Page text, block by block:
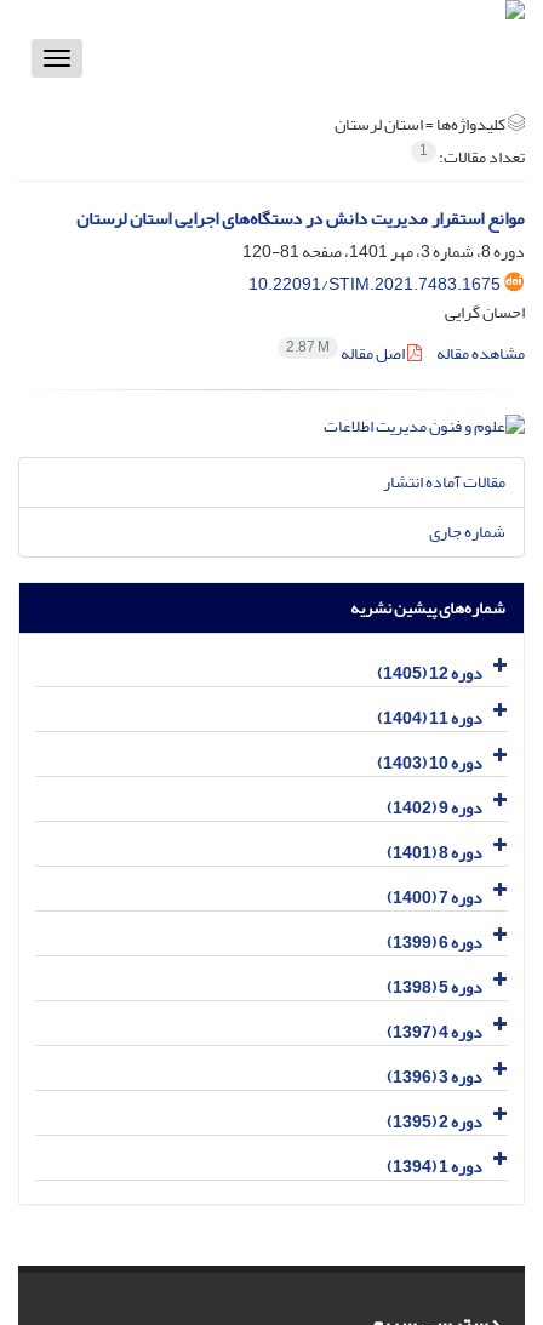
Toggle
کلیدواژه‌ها =استان لرستان
تعداد مقالات: 1
موانع استقرار مدیریت دانش در دستگاه‌های اجرایی استان لرستان
دوره 8، شماره 3، مهر 1401، صفحه
81-120
10.22091/STIM.2021.7483.1675
احسان گرایی
مشاهده مقاله
اصل مقاله 2.87 M
مقالات آماده انتشار
شماره جاری
شماره‌های پیشین نشریه
دوره 12 (1405)
دوره 11 (1404)
دوره 10 (1403)
دوره 9 (1402)
دوره 8 (1401)
دوره 7 (1400)
دوره 6 (1399)
دوره 5 (1398)
دوره 4 (1397)
دوره 3 (1396)
دوره 2 (1395)
دوره 1 (1394)